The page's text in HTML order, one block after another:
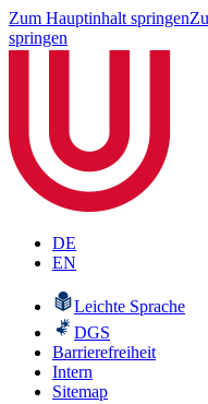
Zum Hauptinhalt springen
springen
DE
EN
Leichte Sprache
DGS
Barrierefreiheit
Intern
Sitemap